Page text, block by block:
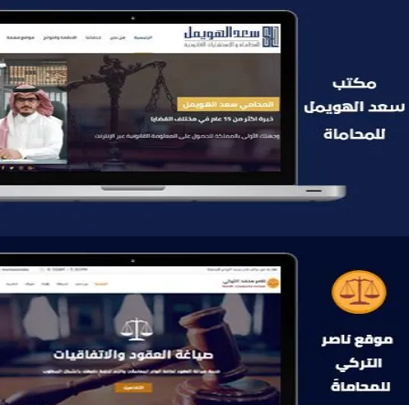
موقع سعد الهويمل للمحاماة
التفاصيل
موقع ناصر التركي للمحاماة
التفاصيل